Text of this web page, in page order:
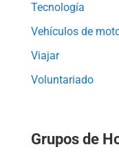
Tecnología
Vehículos de
Viajar
Voluntariado
Grupos de